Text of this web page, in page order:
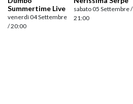
Summertime Live
venerdì 04 Settembre
/ 20:00
sabato 05 Settembre /
21:00